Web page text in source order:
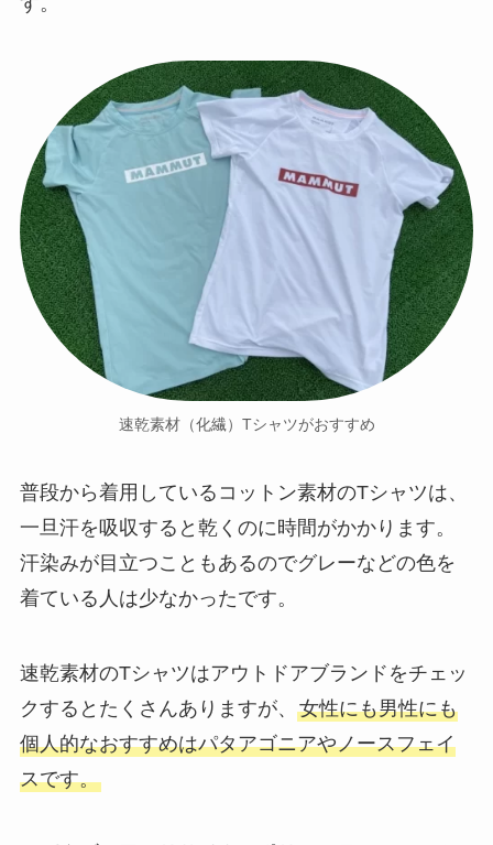
速乾素材（化繊）Tシャツがおすすめ
普段から着用しているコットン素材のTシャツは、
一旦汗を吸収すると乾くのに時間がかかります。
汗染みが目立つこともあるのでグレーなどの色を
着ている人は少なかったです。
速乾素材のTシャツはアウトドアブランドをチェッ
クするとたくさんありますが、 女性にも男性にも
個人的なおすすめはパタアゴニアやノースフェイ
スです。